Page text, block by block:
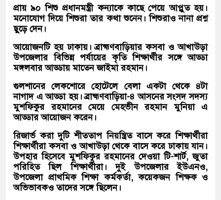
প্রায় ৯০ শিশু প্রধানমন্ত্রী কন্যাকে কাছে পেয়ে আপ্লুত হয়।
মনোযোগ দিয়ে শিশুরা তার কথা শুনেন। শিশুরাও নানা প্রশ্ন
ছুড়ে দেন।
আয়োজনটি হয় ঢাকায়। ব্রাহ্মণবাড়িয়ার কসবা ও আখাউড়া
উপজেলার বিভিন্ন পর্যায়ের কৃতি শিক্ষার্থীর সঙ্গে আড্ডা
মঙ্গলবার আড্ডায় মাতেন জাইমা রহমান।
গুলশানের লেকশোরে হোটেলে বেলা একটা থেকে ৪টা
নাগাদ এ আড্ডা হয়। ব্রাহ্মণবাড়িয়া-৪ আসনের সংসদ সদস্য
মুশফিকুর রহমানের মেয়ে মেহভীন রহমান মুনিয়া এ
আড্ডার আয়োজন করেন।
রিজার্ভ করা দুটি শীততাপ নিয়ন্ত্রিত বাসে করে শিক্ষার্থীরা
শিক্ষার্থীরা কসবা ও আখাউড়া থেকে বাসে করে ঢাকায় যান।
উপহার হিসেবে মুশফিকুর রহমানের দেওয়া টি-শার্ট, জুতা
পরিহিত ছিল শিক্ষার্থীরা। দুই উপজেলার ইউএনও,
উপজেলা প্রাথমিক শিক্ষা কর্মকর্তা, কয়েকজন শিক্ষক ও
অভিভাবকও তাদের সঙ্গে ছিলেন।